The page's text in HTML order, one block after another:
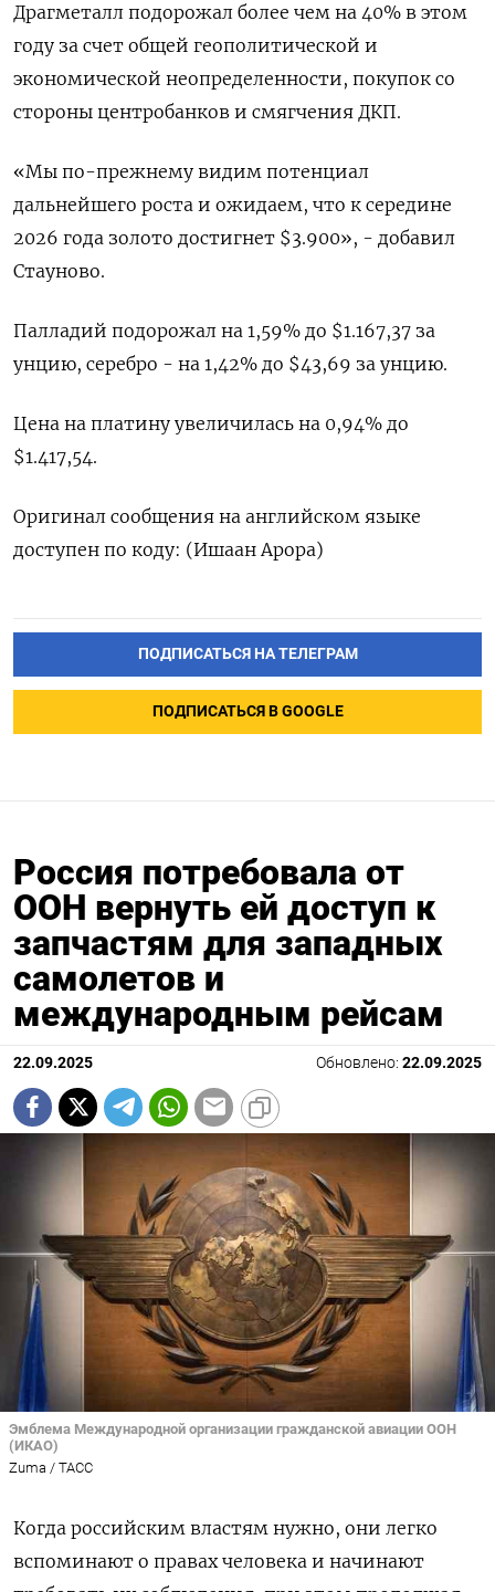
Драгметалл подорожал более чем на 40% в этом
году за счет общей геополитической и
экономической неопределенности, покупок со
стороны центробанков и смягчения ДКП.
«Мы по-прежнему видим потенциал
дальнейшего роста и ожидаем, что к середине
2026 года золото достигнет $3.900», - добавил
Стауново.
Палладий подорожал на 1,59% до $1.167,37​​ за
унцию, серебро - на 1,42% до $43,69​ за унцию.
Цена на платину увеличилась на 0,94% до
$1.417,54.
Оригинал сообщения на английском языке
доступен по коду: (Ишаан Арора)
ПОДПИСАТЬСЯ НА ТЕЛЕГРАМ
ПОДПИСАТЬСЯ В GOOGLE
Россия потребовала от
ООН вернуть ей доступ к
запчастям для западных
самолетов и
международным рейсам
22.09.2025 Обновлено: 22.09.2025
Эмблема Международной организации гражданской авиации ООН
(ИКАО)
Zuma / TAСС
Когда российским властям нужно, они легко
вспоминают о правах человека и начинают